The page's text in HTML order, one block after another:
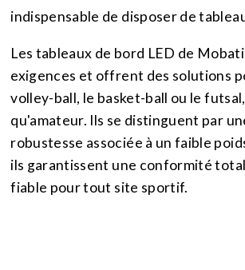
indispensable de disposer de
Les tableaux de bord LED de
exigences et offrent des solutions
volley-ball, le basket-ball ou le
qu'amateur. Ils se distinguent par
robustesse associée à un faible
ils garantissent une conformité
fiable pour tout site sportif.